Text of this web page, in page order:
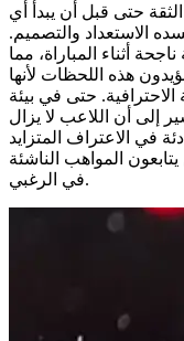
حتى قبل أن يبدأ أي
الاستعداد والتصميم.
أثناء المباراة، مما
هذه اللحظات لأنها
حتى في بيئة
إلى أن اللاعب لا يزال
في الاعتراف المتزايد
المواهب الناشئة
في الرغبي.